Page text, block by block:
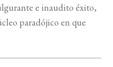
e inaudito éxito,
paradójico en que